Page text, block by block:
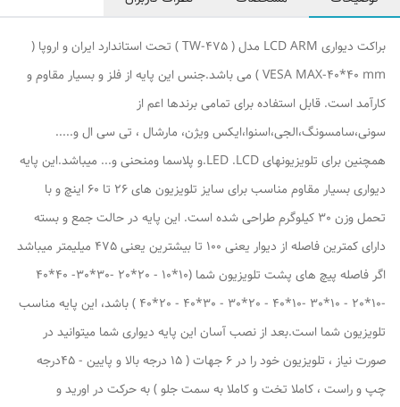
براکت دیواری LCD ARM مدل ( TW-475 ) تحت استاندارد ایران و اروپا (
VESA MAX-40*40 mm ) می باشد.جنس این پایه از فلز و بسیار مقاوم و
کارآمد است. قابل استفاده برای تمامی برندها اعم از
سونی،سامسونگ،الجی،اسنوا،ایکس ویژن، مارشال ، تی سی ال و.....
همچنین برای تلویزیونهای LED .LCD.و پلاسما ومنحنی و... میباشد.این پایه
دیواری بسیار مقاوم مناسب برای سایز تلویزیون های 26 تا 60 اینچ و با
تحمل وزن 30 کیلوگرم طراحی شده است. این پایه در حالت جمع و بسته
دارای کمترین فاصله از دیوار یعنی 100 تا بیشترین یعنی 475 میلیمتر میباشد
اگر فاصله پیچ های پشت تلویزیون شما (10*10 - 20*20 -30*30- 40*40
-10*20 - 10*30 -10*40 - 20*30 - 30*40 - 20*40 ) باشد، این پایه مناسب
تلویزیون شما است.بعد از نصب آسان این پایه دیواری شما میتوانید در
صورت نیاز ، تلویزیون خود را در 6 جهات ( 15 درجه بالا و پایین - 45درجه
چپ و راست ، کاملا تخت و کاملا به سمت جلو ) به حرکت در اورید و